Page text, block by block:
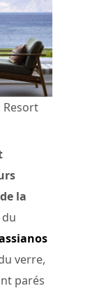
Resort
la
verre,
parés